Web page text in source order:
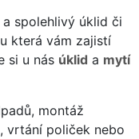
spolehlivý úklid či
která vám zajistí
si u nás úklid a mytí
montáž
vrtání poliček nebo